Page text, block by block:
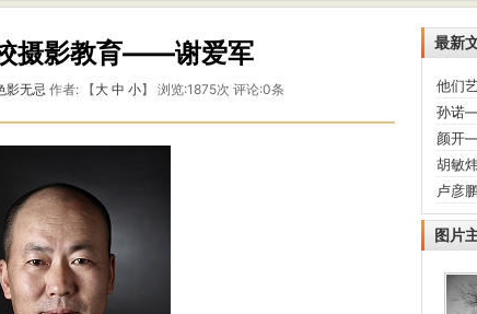
摄影教育——谢爱军
影无忌 作者: 【大 中 小】 浏览:1875次 评论:0条
最新
他们
孙诺
颜开
胡敏
卢彦
图片